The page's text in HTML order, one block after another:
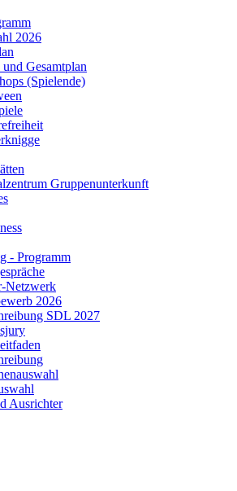
2026
und Gesamtplan
(Spielende)
Gruppenunterkunft
- Programm
Netzwerk
2026
SDL 2027
Ausrichter